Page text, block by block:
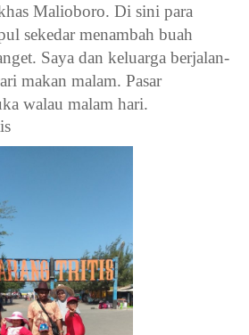
Malioboro. Di sini para
sekedar menambah buah
Saya dan keluarga berjalan-
makan malam. Pasar
walau malam hari.